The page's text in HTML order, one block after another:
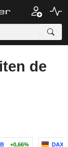
de
+0,66% DAX